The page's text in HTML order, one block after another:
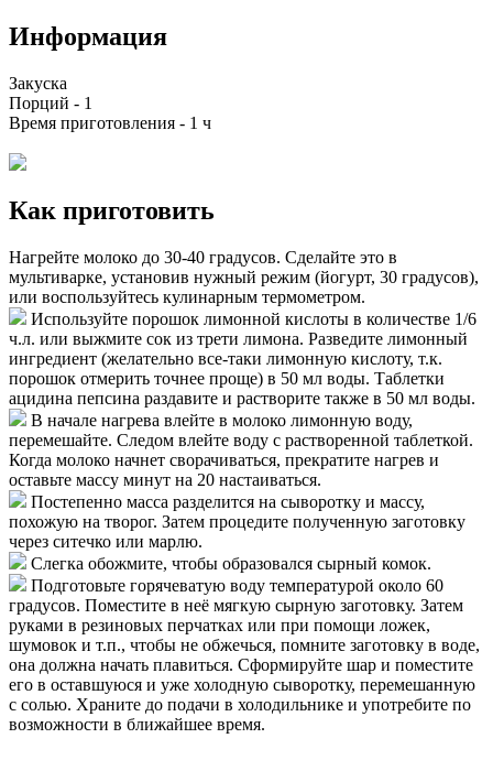
Информация
Закуска
Порций - 1
Время приготовления - 1 ч
Как приготовить
Нагрейте молоко до 30-40 градусов. Сделайте это в
мультиварке, установив нужный режим (йогурт, 30 градусов),
или воспользуйтесь кулинарным термометром.
Используйте порошок лимонной кислоты в количестве 1/6
ч.л. или выжмите сок из трети лимона. Разведите лимонный
ингредиент (желательно все-таки лимонную кислоту, т.к.
порошок отмерить точнее проще) в 50 мл воды. Таблетки
ацидина пепсина раздавите и растворите также в 50 мл воды.
В начале нагрева влейте в молоко лимонную воду,
перемешайте. Следом влейте воду с растворенной таблеткой.
Когда молоко начнет сворачиваться, прекратите нагрев и
оставьте массу минут на 20 настаиваться.
Постепенно масса разделится на сыворотку и массу,
похожую на творог. Затем процедите полученную заготовку
через ситечко или марлю.
Слегка обожмите, чтобы образовался сырный комок.
Подготовьте горячеватую воду температурой около 60
градусов. Поместите в неё мягкую сырную заготовку. Затем
руками в резиновых перчатках или при помощи ложек,
шумовок и т.п., чтобы не обжечься, помните заготовку в воде,
она должна начать плавиться. Сформируйте шар и поместите
его в оставшуюся и уже холодную сыворотку, перемешанную
с солью. Храните до подачи в холодильнике и употребите по
возможности в ближайшее время.